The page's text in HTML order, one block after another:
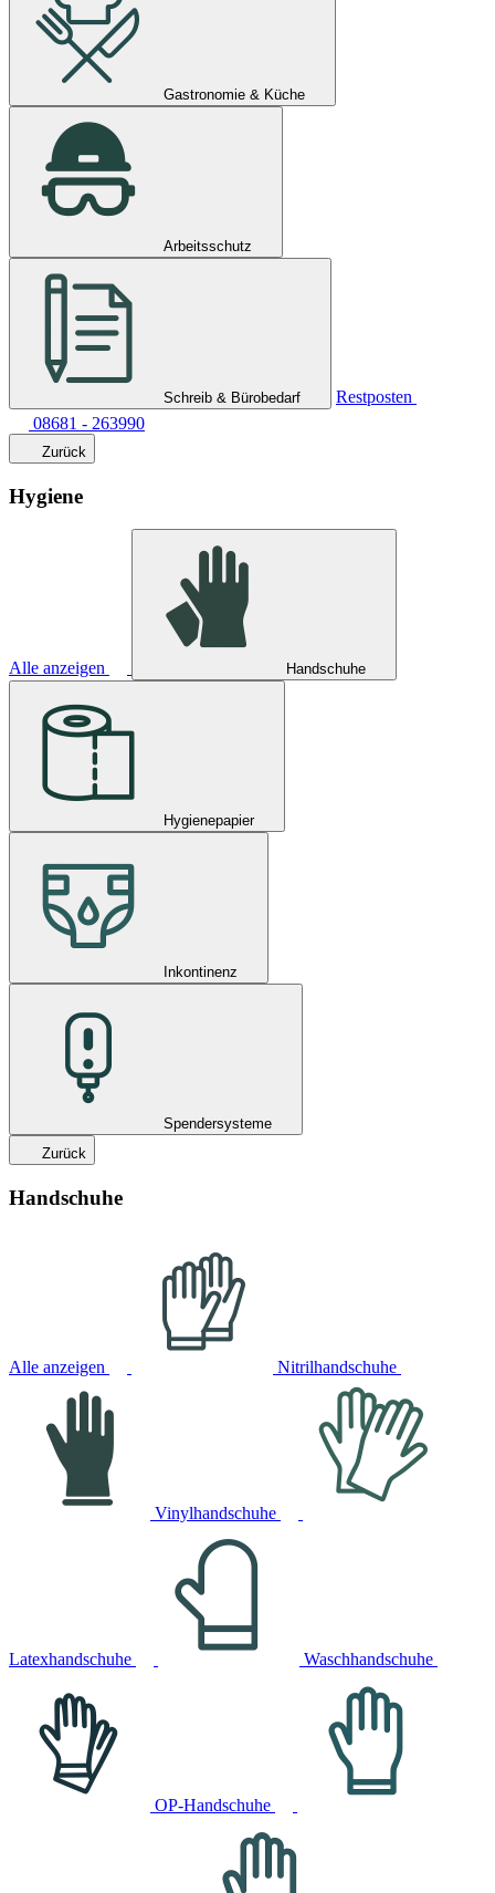
Gastronomie & Küche
Arbeitsschutz
Schreib & Bürobedarf
Restposten
08681 - 263990
Zurück
Hygiene
Alle anzeigen Handschuhe
Hygienepapier
Inkontinenz
Spendersysteme
Zurück
Handschuhe
Alle anzeigen Nitrilhandschuhe
Vinylhandschuhe
Latexhandschuhe Waschhandschuhe
OP-Handschuhe